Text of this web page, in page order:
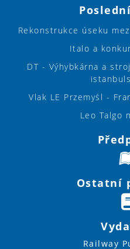
Rekonstrukce úseku
Italo a
DT - Výhybkárna a
Vlak LE Przemyśl -
Leo Talgo
Ostatní
Railway